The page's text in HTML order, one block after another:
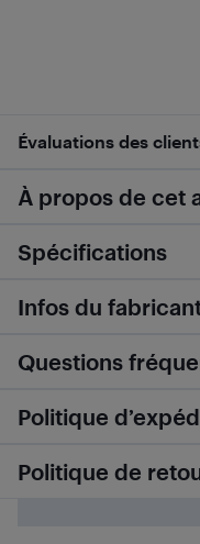
Évaluations des
À propos de cet
Spécifications
Infos du
Questions
Politique
Politique de